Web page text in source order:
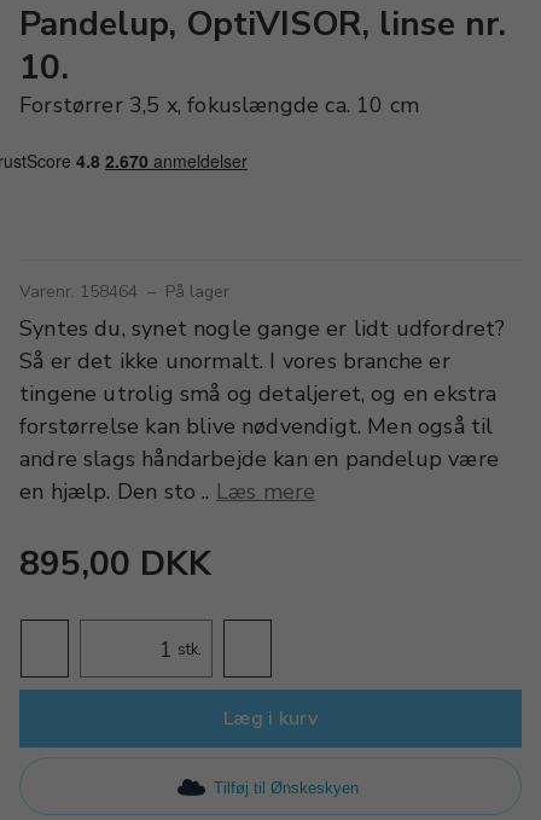
Pandelup, OptiVISOR, linse nr.
10.
Forstørrer 3,5 x, fokuslængde ca. 10 cm
Varenr. 158464 – På lager
Syntes du, synet nogle gange er lidt udfordret?
Så er det ikke unormalt. I vores branche er
tingene utrolig små og detaljeret, og en ekstra
forstørrelse kan blive nødvendigt. Men også til
andre slags håndarbejde kan en pandelup være
en hjælp. Den sto .. Læs mere
895,00 DKK
stk.
Læg i kurv
Tilføj til Ønskeskyen